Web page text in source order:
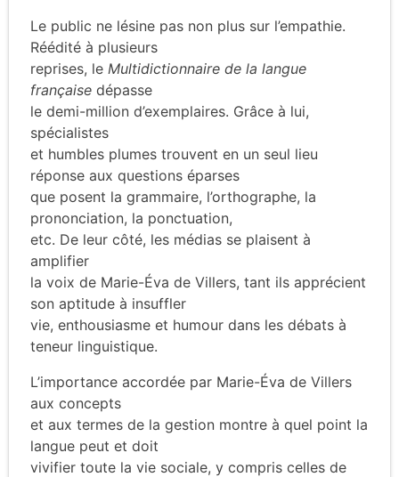
Le public ne lésine pas non plus sur l’empathie.
Réédité à plusieurs
reprises, le Multidictionnaire de la langue
française dépasse
le demi-million d’exemplaires. Grâce à lui,
spécialistes
et humbles plumes trouvent en un seul lieu
réponse aux questions éparses
que posent la grammaire, l’orthographe, la
prononciation, la ponctuation,
etc. De leur côté, les médias se plaisent à
amplifier
la voix de Marie-Éva de Villers, tant ils apprécient
son aptitude à insuffler
vie, enthousiasme et humour dans les débats à
teneur linguistique.
L’importance accordée par Marie-Éva de Villers
aux concepts
et aux termes de la gestion montre à quel point la
langue peut et doit
vivifier toute la vie sociale, y compris celles de